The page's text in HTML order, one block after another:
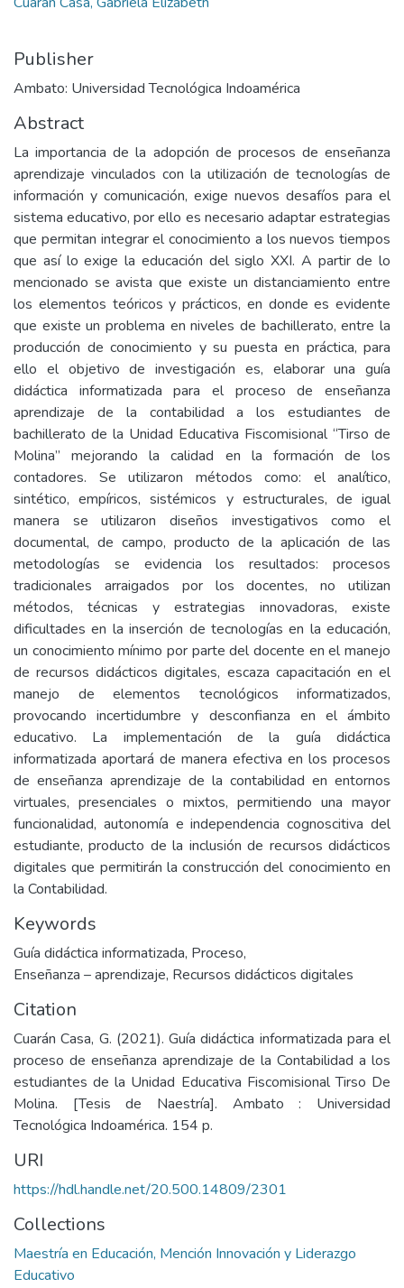
Publisher
Ambato: Universidad Tecnológica Indoamérica
Abstract
La importancia de la adopción de procesos de enseñanza
aprendizaje vinculados con la utilización de tecnologías de
información y comunicación, exige nuevos desafíos para el
sistema educativo, por ello es necesario adaptar estrategias
que permitan integrar el conocimiento a los nuevos tiempos
que así lo exige la educación del siglo XXI. A partir de lo
mencionado se avista que existe un distanciamiento entre
los elementos teóricos y prácticos, en donde es evidente
que existe un problema en niveles de bachillerato, entre la
producción de conocimiento y su puesta en práctica, para
ello el objetivo de investigación es, elaborar una guía
didáctica informatizada para el proceso de enseñanza
aprendizaje de la contabilidad a los estudiantes de
bachillerato de la Unidad Educativa Fiscomisional “Tirso de
Molina” mejorando la calidad en la formación de los
contadores. Se utilizaron métodos como: el analítico,
sintético, empíricos, sistémicos y estructurales, de igual
manera se utilizaron diseños investigativos como el
documental, de campo, producto de la aplicación de las
metodologías se evidencia los resultados: procesos
tradicionales arraigados por los docentes, no utilizan
métodos, técnicas y estrategias innovadoras, existe
dificultades en la inserción de tecnologías en la educación,
un conocimiento mínimo por parte del docente en el manejo
de recursos didácticos digitales, escaza capacitación en el
manejo de elementos tecnológicos informatizados,
provocando incertidumbre y desconfianza en el ámbito
educativo. La implementación de la guía didáctica
informatizada aportará de manera efectiva en los procesos
de enseñanza aprendizaje de la contabilidad en entornos
virtuales, presenciales o mixtos, permitiendo una mayor
funcionalidad, autonomía e independencia cognoscitiva del
estudiante, producto de la inclusión de recursos didácticos
digitales que permitirán la construcción del conocimiento en
la Contabilidad.
Keywords
Guía didáctica informatizada, Proceso,
Enseñanza – aprendizaje, Recursos didácticos digitales
Citation
Cuarán Casa, G. (2021). Guía didáctica informatizada para el
proceso de enseñanza aprendizaje de la Contabilidad a los
estudiantes de la Unidad Educativa Fiscomisional Tirso De
Molina. [Tesis de Naestría]. Ambato : Universidad
Tecnológica Indoamérica. 154 p.
URI
https://hdl.handle.net/20.500.14809/2301
Collections
Maestría en Educación, Mención Innovación y Liderazgo
Educativo